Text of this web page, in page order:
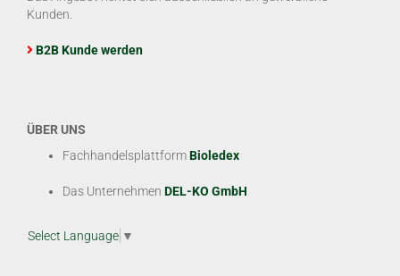
Kunden.
B2B Kunde werden
ÜBER UNS
FachhandelsplattformBioledex
Das Unternehmen DEL-KO GmbH
Select Language ▼